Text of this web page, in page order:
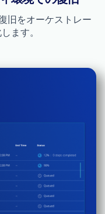
旧をオーケストレー
ます。